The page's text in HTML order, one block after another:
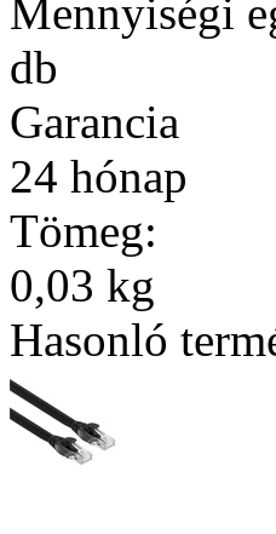
Mennyiségi
db
Garancia
24 hónap
Tömeg:
0,03 kg
Hasonló